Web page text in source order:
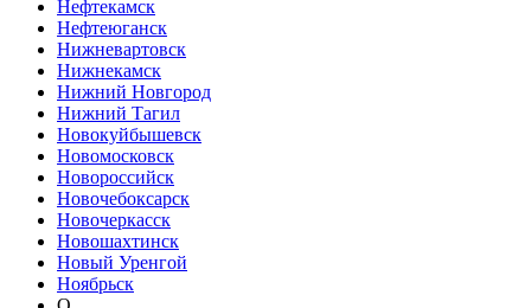
Нефтекамск
Нефтеюганск
Нижневартовск
Нижнекамск
Нижний Новгород
Нижний Тагил
Новокуйбышевск
Новомосковск
Новороссийск
Новочебоксарск
Новочеркасск
Новошахтинск
Новый Уренгой
Ноябрьск